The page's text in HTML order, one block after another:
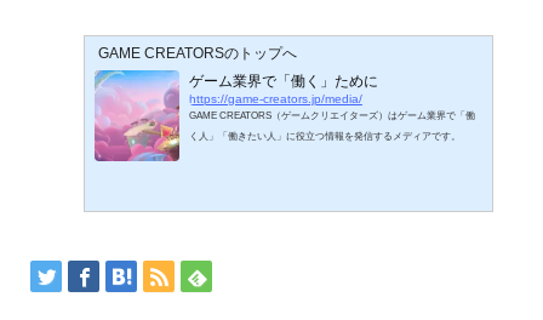
GAME CREATORSのトップへ
ゲーム業界で「働く」ために
https://game-creators.jp/media/
GAME CREATORS（ゲームクリエイターズ）はゲーム業界で「働
く人」「働きたい人」に役立つ情報を発信するメディアです。